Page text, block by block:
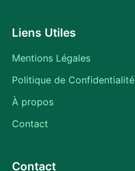
Liens Utiles
Mentions Légales
Politique de Confidentialité
À propos
Contact
Contact